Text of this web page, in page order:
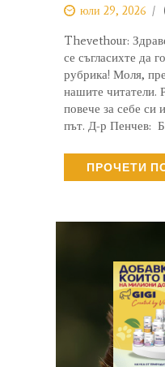
юли 29, 2026
Thevethour:
се съгласихте да
рубрика! Моля,
нашите читатели.
повече за себе си
път. Д-р Пенчев:
ПРОЧЕТИ